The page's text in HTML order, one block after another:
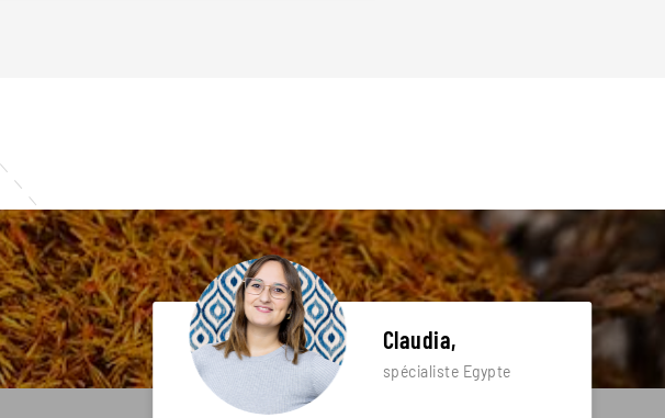
Claudia,
spécialiste Egypte